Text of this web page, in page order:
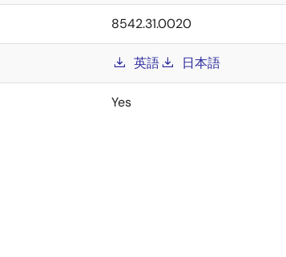
8542.31.0020
英語 日本語
Yes